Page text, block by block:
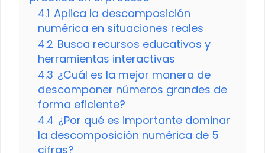
4.1 Aplica la descomposición
numérica en situaciones reales
4.2 Busca recursos educativos y
herramientas interactivas
4.3 ¿Cuál es la mejor manera de
descomponer números grandes de
forma eficiente?
4.4 ¿Por qué es importante dominar
la descomposición numérica de 5
cifras?